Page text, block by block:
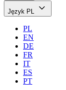
Język PL
PL
EN
DE
FR
IT
ES
PT